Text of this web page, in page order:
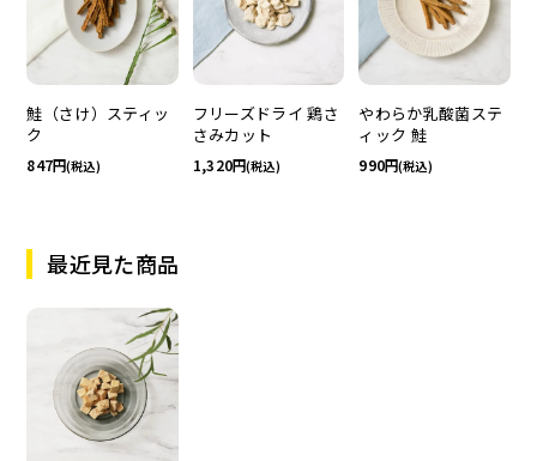
鮭（さけ）スティッ
ク
847 (税込)
フリーズドライ 鶏さ
さみカット
1,320 (税込)
やわらか乳酸菌ステ
ィック 鮭
990 (税込)
最近見た商品